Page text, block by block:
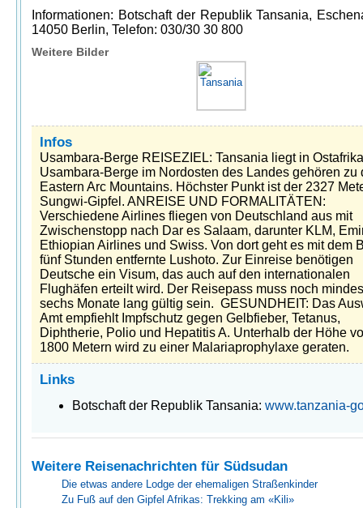
Informationen: Botschaft der Republik Tansania,
14050 Berlin, Telefon: 030/30 30 800
Weitere Bilder
Infos
Usambara-Berge REISEZIEL: Tansania liegt in
Usambara-Berge im Nordosten des Landes gehören zu
Eastern Arc Mountains. Höchster Punkt ist der 2327
Sungwi-Gipfel. ANREISE UND FORMALITÄTEN:
Verschiedene Airlines fliegen von Deutschland aus mit
Zwischenstopp nach Dar es Salaam, darunter KLM,
Ethiopian Airlines und Swiss. Von dort geht es mit dem
fünf Stunden entfernte Lushoto. Zur Einreise benötigen
Deutsche ein Visum, das auch auf den internationalen
Flughäfen erteilt wird. Der Reisepass muss noch
sechs Monate lang gültig sein. GESUNDHEIT: Das
Amt empfiehlt Impfschutz gegen Gelbfieber, Tetanus,
Diphtherie, Polio und Hepatitis A. Unterhalb der Höhe
1800 Metern wird zu einer Malariaprophylaxe geraten.
Links
Botschaft der Republik Tansania: www.tanzania-
Weitere Reisenachrichten für Südsudan
Die etwas andere Lodge der ehemaligen Straßenkinder
Zu Fuß auf den Gipfel Afrikas: Trekking am «Kili»